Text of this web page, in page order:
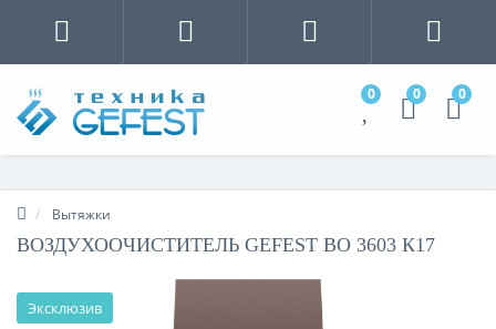
0 0 0
Вытяжки
ВОЗДУХООЧИСТИТЕЛЬ GEFEST ВО 3603 К17
Эксклюзив